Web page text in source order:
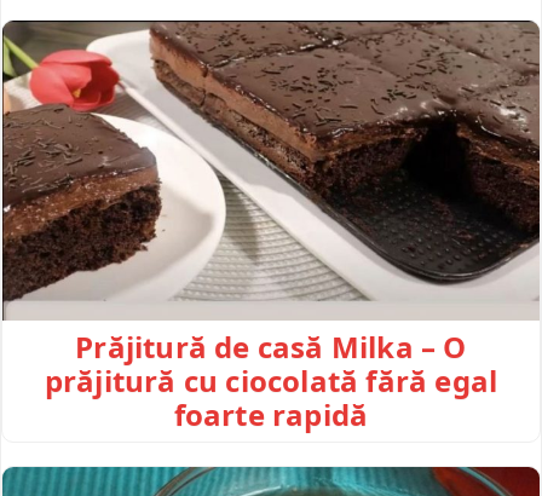
Prăjitură de casă Milka – O
prăjitură cu ciocolată fără egal
foarte rapidă